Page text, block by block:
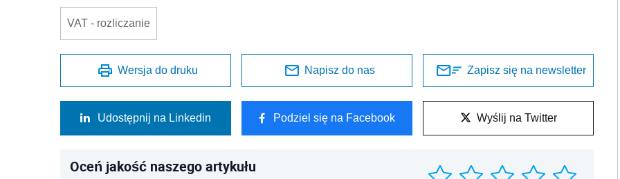
VAT - rozliczanie
Wersja do druku Napisz do nas Zapisz się na newsletter
Udostępnij na Linkedin Podziel się na Facebook Wyślij na Twitter
Oceń jakość naszego artykułu